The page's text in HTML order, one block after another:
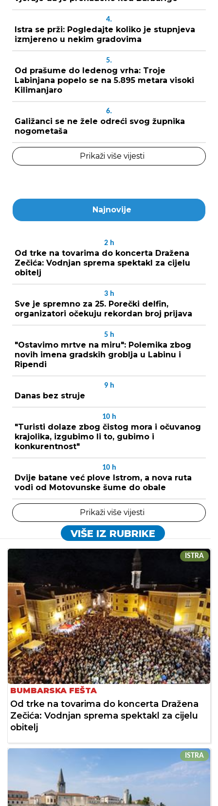
4.
Istra se prži: Pogledajte koliko je stupnjeva
izmjereno u nekim gradovima
5.
Od prašume do ledenog vrha: Troje
Labinjana popelo se na 5.895 metara visoki
Kilimanjaro
6.
Galižanci se ne žele odreći svog župnika
nogometaša
Prikaži više vijesti
Najnovije
2 h
Od trke na tovarima do koncerta Dražena
Zečića: Vodnjan sprema spektakl za cijelu
obitelj
3 h
Sve je spremno za 25. Porečki delfin,
organizatori očekuju rekordan broj prijava
5 h
"Ostavimo mrtve na miru": Polemika zbog
novih imena gradskih groblja u Labinu i
Ripendi
9 h
Danas bez struje
10 h
"Turisti dolaze zbog čistog mora i očuvanog
krajolika, izgubimo li to, gubimo i
konkurentnost"
10 h
Dvije batane već plove Istrom, a nova ruta
vodi od Motovunske šume do obale
Prikaži više vijesti
VIŠE IZ RUBRIKE
ISTRA
BUMBARSKA FEŠTA
Od trke na tovarima do koncerta Dražena
Zečića: Vodnjan sprema spektakl za cijelu
obitelj
ISTRA